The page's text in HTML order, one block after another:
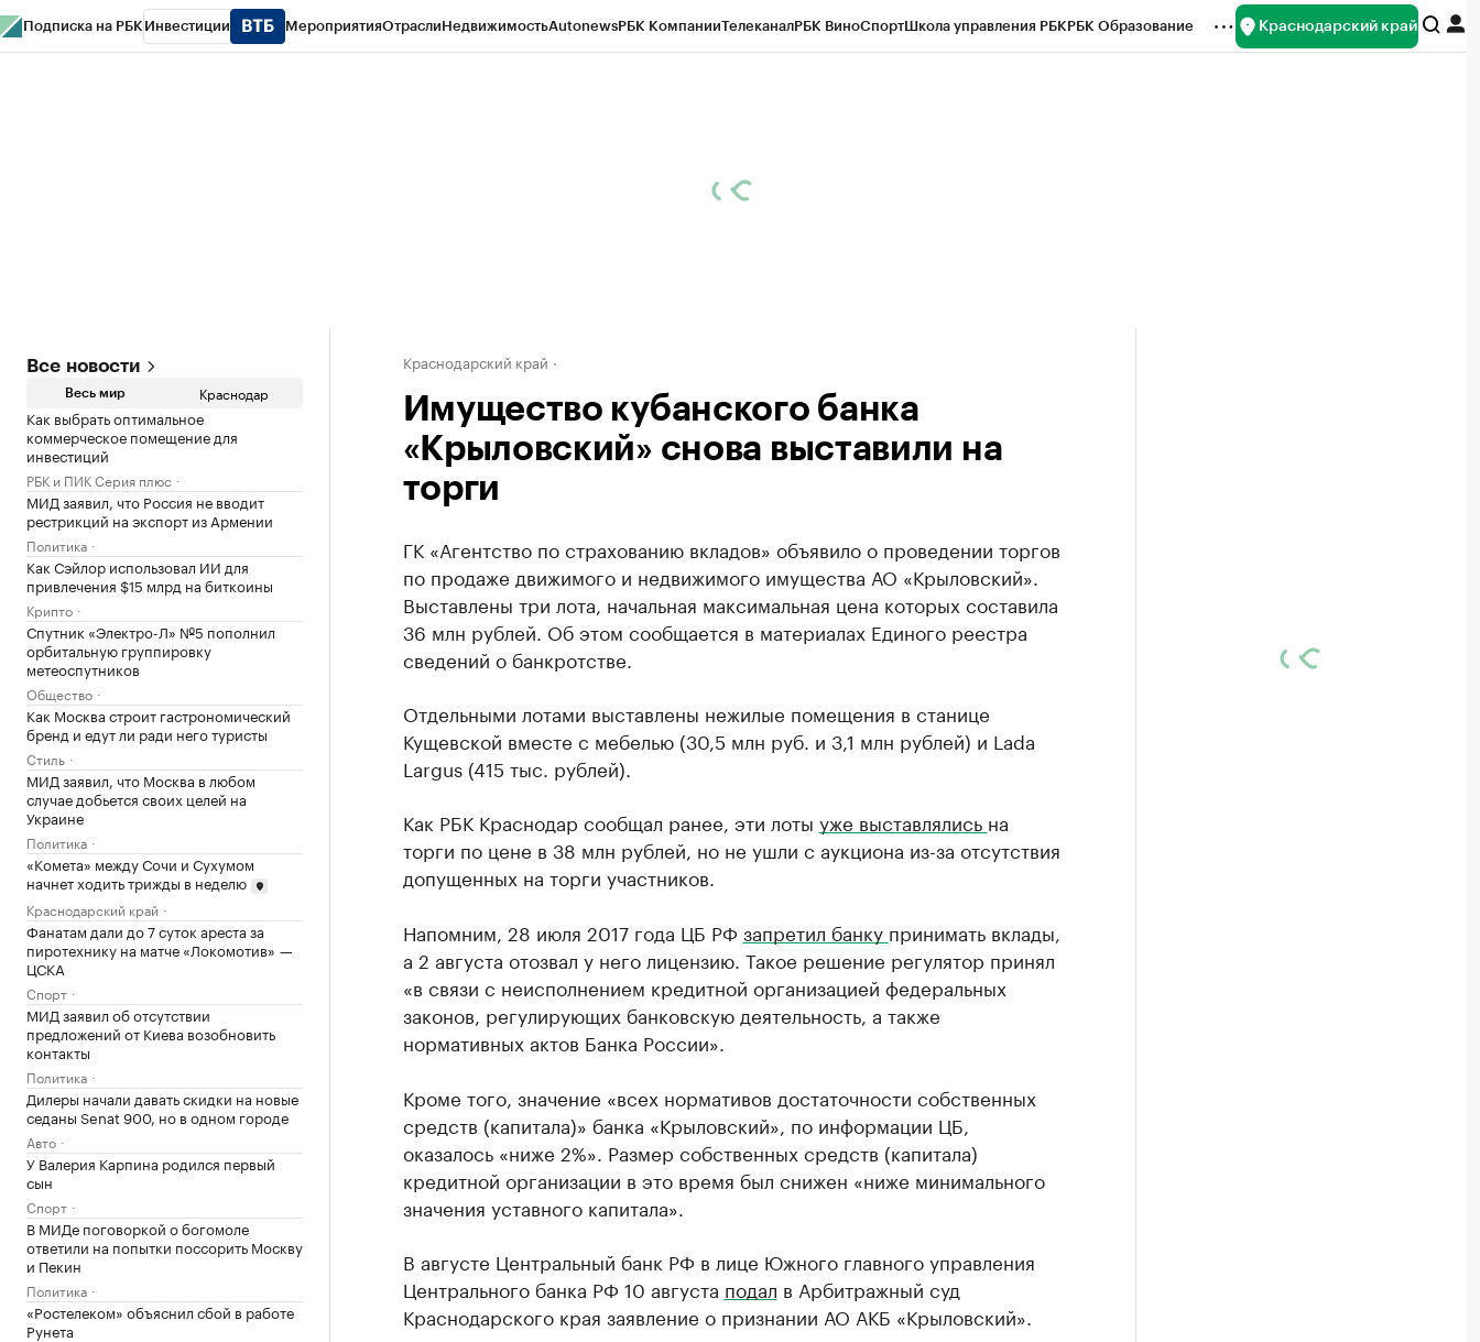
Подписка на РБК Инвестиции МероприятияОтраслиНедвижимостьAutonewsРБК КомпанииТелеканалРБК ВиноСпортШкола управления РБКРБК Образование Краснодарский край
Все новости
Весь мир Краснодар
Как выбрать оптимальное
коммерческое помещение для
инвестиций
РБК и ПИК Серия плюс
МИД заявил, что Россия не вводит
рестрикций на экспорт из Армении
Политика
Как Сэйлор использовал ИИ для
привлечения $15 млрд на биткоины
Крипто
Спутник «Электро-Л» №5 пополнил
орбитальную группировку
метеоспутников
Общество
Как Москва строит гастрономический
бренд и едут ли ради него туристы
Стиль
МИД заявил, что Москва в любом
случае добьется своих целей на
Украине
Политика
«Комета» между Сочи и Сухумом
начнет ходить трижды в неделю
Краснодарский край
Фанатам дали до 7 суток ареста за
пиротехнику на матче «Локомотив» —
ЦСКА
Спорт
МИД заявил об отсутствии
предложений от Киева возобновить
контакты
Политика
Дилеры начали давать скидки на новые
седаны Senat 900, но в одном городе
Авто
У Валерия Карпина родился первый
сын
Спорт
В МИДе поговоркой о богомоле
ответили на попытки поссорить Москву
и Пекин
Политика
«Ростелеком» объяснил сбой в работе
Рунета
Краснодарский край
Имущество кубанского банка
«Крыловский» снова выставили на
торги
ГК «Агентство по страхованию вкладов» объявило о проведении торгов
по продаже движимого и недвижимого имущества АО «Крыловский».
Выставлены три лота, начальная максимальная цена которых составила
36 млн рублей. Об этом сообщается в материалах Единого реестра
сведений о банкротстве.
Отдельными лотами выставлены нежилые помещения в станице
Кущевской вместе с мебелью (30,5 млн руб. и 3,1 млн рублей) и Lada
Largus (415 тыс. рублей).
Как РБК Краснодар сообщал ранее, эти лоты уже выставлялись на
торги по цене в 38 млн рублей, но не ушли с аукциона из-за отсутствия
допущенных на торги участников.
Напомним, 28 июля 2017 года ЦБ РФ запретил банку принимать вклады,
а 2 августа отозвал у него лицензию. Такое решение регулятор принял
«в связи с неисполнением кредитной организацией федеральных
законов, регулирующих банковскую деятельность, а также
нормативных актов Банка России».
Кроме того, значение «всех нормативов достаточности собственных
средств (капитала)» банка «Крыловский», по информации ЦБ,
оказалось «ниже 2%». Размер собственных средств (капитала)
кредитной организации в это время был снижен «ниже минимального
значения уставного капитала».
В августе Центральный банк РФ в лице Южного главного управления
Центрального банка РФ 10 августа подал в Арбитражный суд
Краснодарского края заявление о признании АО АКБ «Крыловский».